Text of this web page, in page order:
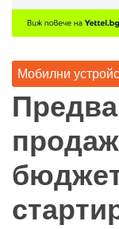
Мобилни